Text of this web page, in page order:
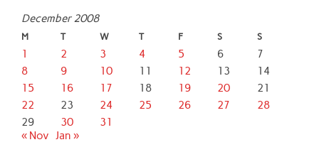
December 2008
M T W T F S S
1 2 3 4 5 6
7
8
9 10 11 12 13
14
15
16 17 18 19 20
21
22
23 24 25 26 27
28
29
30
31
« Nov Jan »